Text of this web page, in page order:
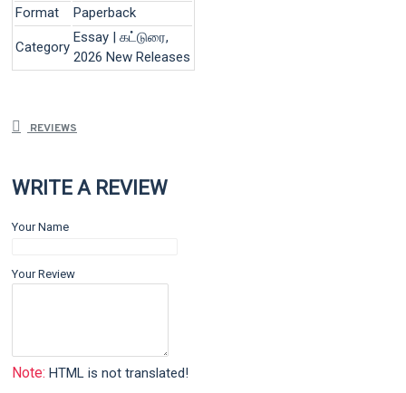
Format
Paperback
Category
Essay | கட்டுரை,
2026 New Releases
REVIEWS
WRITE A REVIEW
Your Name
Your Review
Note: HTML is not translated!